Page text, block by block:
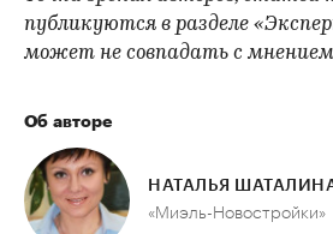
публикуются в разделе
может не совпадать с
Об авторе
НАТАЛЬЯ
«Миэль-Новостройки»